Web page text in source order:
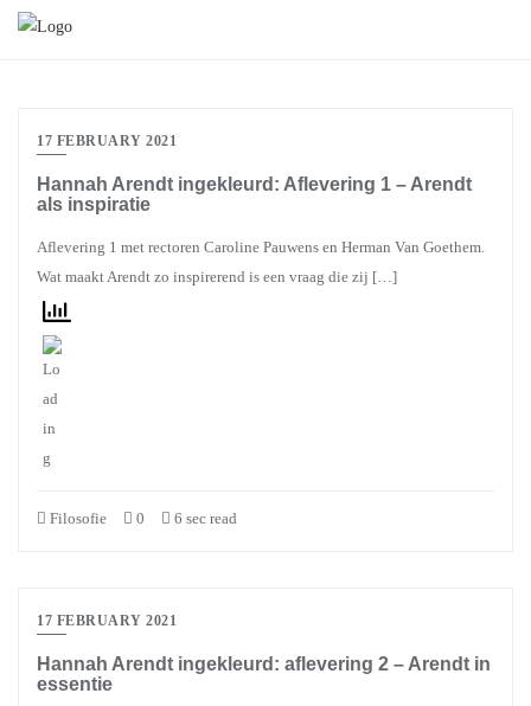
17 FEBRUARY 2021
Hannah Arendt ingekleurd: Aflevering 1 – Arendt
als inspiratie
Aflevering 1 met rectoren Caroline Pauwens en Herman Van Goethem.
Wat maakt Arendt zo inspirerend is een vraag die zij […]
Filosofie 0 6 sec read
17 FEBRUARY 2021
Hannah Arendt ingekleurd: aflevering 2 – Arendt in
essentie